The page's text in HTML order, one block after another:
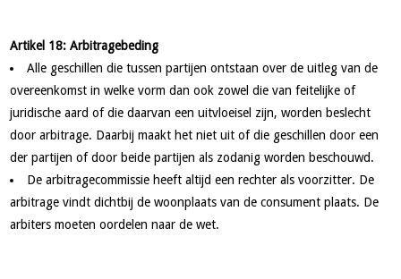
Artikel 18: Arbitragebeding
Alle geschillen die tussen partijen ontstaan over de uitleg van de
overeenkomst in welke vorm dan ook zowel die van feitelijke of
juridische aard of die daarvan een uitvloeisel zijn, worden beslecht
door arbitrage. Daarbij maakt het niet uit of die geschillen door een
der partijen of door beide partijen als zodanig worden beschouwd.
De arbitragecommissie heeft altijd een rechter als voorzitter. De
arbitrage vindt dichtbij de woonplaats van de consument plaats. De
arbiters moeten oordelen naar de wet.